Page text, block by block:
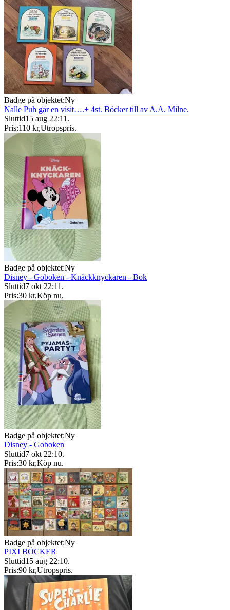
Badge på objektet:Ny
Nalle Puh går en visit….+ 4st. Böcker till av A.A. Milne.
Sluttid15 aug 22:11 .
Pris:110 kr,Utropspris.
Badge på objektet:Ny
Disney - Goboken - Knäckknyckaren - Bok
Sluttid7 okt 22:11 .
Pris:30 kr,Köp nu.
Badge på objektet:Ny
Disney - Goboken
Sluttid7 okt 22:10.
Pris:30 kr,Köp nu.
Badge på objektet:Ny
PIXI BÖCKER
Sluttid15 aug 22:10.
Pris:90 kr,Utropspris.